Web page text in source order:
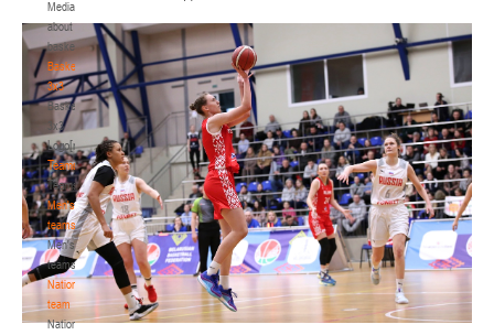
Media
about
basketball
Basketball
3x3
Basketball
3x3
Logo[modid=121]
Teams
Teams
Men's
teams
Men's
teams
National
team
National